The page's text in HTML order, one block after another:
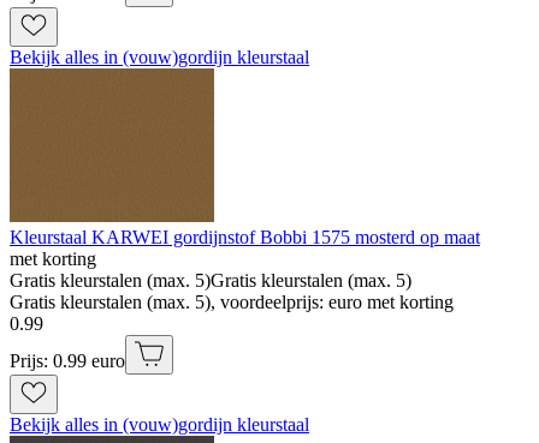
Bekijk alles in (vouw)gordijn kleurstaal
Kleurstaal KARWEI gordijnstof Bobbi 1575 mosterd op maat
met korting
Gratis kleurstalen (max. 5)Gratis kleurstalen (max. 5)
Gratis kleurstalen (max. 5), voordeelprijs: euro met korting
0.99
Prijs: 0.99 euro
Bekijk alles in (vouw)gordijn kleurstaal